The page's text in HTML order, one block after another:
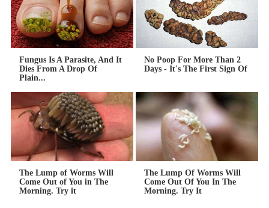
Fungus Is A Parasite, And It
Dies From A Drop Of
Plain...
No Poop For More Than 2
Days - It's The First Sign Of
The Lump of Worms Will
Come Out of You in The
Morning. Try it
The Lump Of Worms Will
Come Out Of You In The
Morning. Try It